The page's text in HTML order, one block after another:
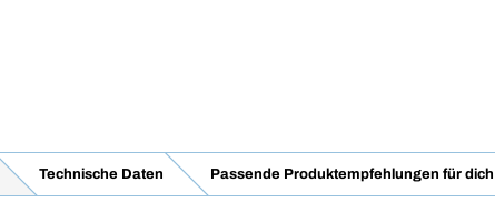
Technische Daten Passende Produktempfehlungen für dich